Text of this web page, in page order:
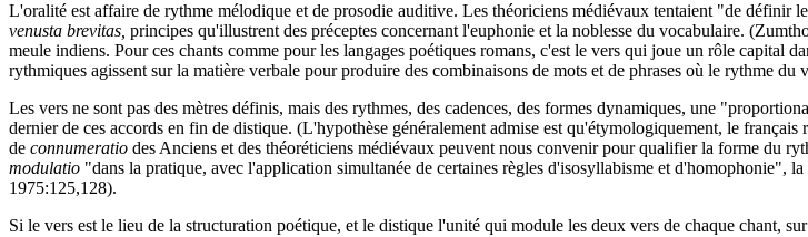
L'oralité est affaire de rythme mélodique et de prosodie auditive. Les théoriciens médiévaux tentaient "de définir
venusta brevitas, principes qu'illustrent des préceptes concernant l'euphonie et la noblesse du vocabulaire.
meule indiens. Pour ces chants comme pour les langages poétiques romans, c'est le vers qui joue un rôle capital
rythmiques agissent sur la matière verbale pour produire des combinaisons de mots et de phrases où le rythme
Les vers ne sont pas des mètres définis, mais des rythmes, des cadences, des formes dynamiques, une
dernier de ces accords en fin de distique. (L'hypothèse généralement admise est qu'étymologiquement, le
de connumeratio des Anciens et des théoréticiens médiévaux peuvent nous convenir pour qualifier la forme du
modulatio "dans la pratique, avec l'application simultanée de certaines règles d'isosyllabisme et d'homophonie", la
1975:125,128).
Si le vers est le lieu de la structuration poétique, et le distique l'unité qui module les deux vers de chaque chant,